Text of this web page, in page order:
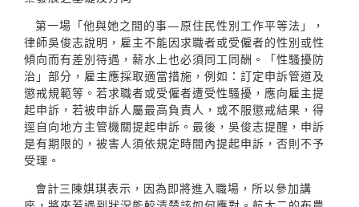
第一場「他與她之間的事—原住民性別工作平等法」，
律師吳俊志說明，雇主不能因求職者或受僱者的性別或性
傾向而有差別待遇，薪水上也必須同工同酬。「性騷擾防
治」部分，雇主應採取適當措施，例如：訂定申訴管道及
懲戒規範等。若求職者或受僱者遭受性騷擾，應向雇主提
起申訴，若被申訴人屬最高負責人，或不服懲戒結果，得
逕自向地方主管機關提起申訴。最後，吳俊志提醒，申訴
是有期限的，被害人須依規定時間內提起申訴，否則不予
受理。
會計三陳娸琪表示，因為即將進入職場，所以參加講